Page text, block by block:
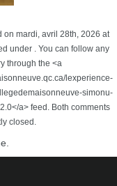
on mardi, avril 28th, 2026 at
under . You can follow any
through the <a
lexperience-
simonu-
a> feed. Both comments
closed.